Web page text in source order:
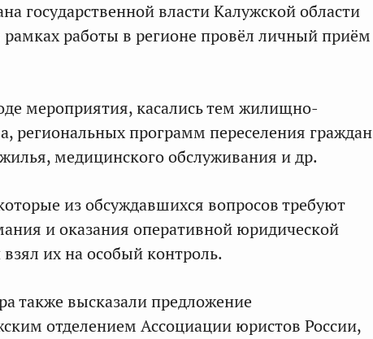
государственной власти Калужской области
рамках работы в регионе провёл личный приём
мероприятия, касались тем жилищно-
региональных программ переселения граждан
медицинского обслуживания и др.
из обсуждавшихся вопросов требуют
и оказания оперативной юридической
их на особый контроль.
также высказали предложение
отделением Ассоциации юристов России,